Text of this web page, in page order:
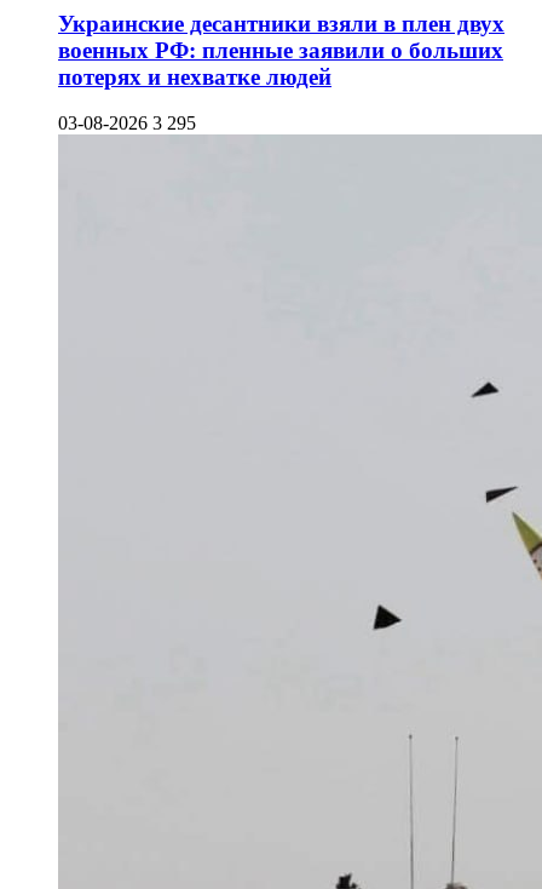
Украинские десантники взяли в плен двух
военных РФ: пленные заявили о больших
потерях и нехватке людей
03-08-2026 3 295